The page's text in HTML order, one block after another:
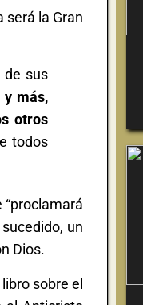
la Gran
de sus
y más,
otros
todos
un
Dios.
sobre el